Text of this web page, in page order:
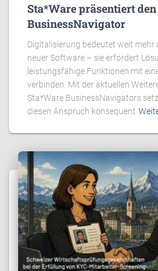
Sta*Ware präsentiert den
BusinessNavigator
Digitalisierung bedeutet weit mehr
neuer Software – sie erfordert
leistungsfähige Funktionen mit
verbinden. Mit der aktuellen
Sta*Ware BusinessNavigators
diesen Anspruch konsequent